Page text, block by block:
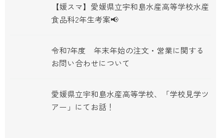
【媛スマ】愛媛県立宇和島水産高等学校水産
食品科2年生考案📢
令和7年度 年末年始の注文・営業に関する
お問い合わせについて
愛媛県立宇和島水産高等学校、「学校見学ツ
アー」にてお話！